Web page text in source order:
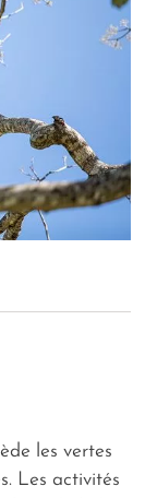
les vertes
Les activités